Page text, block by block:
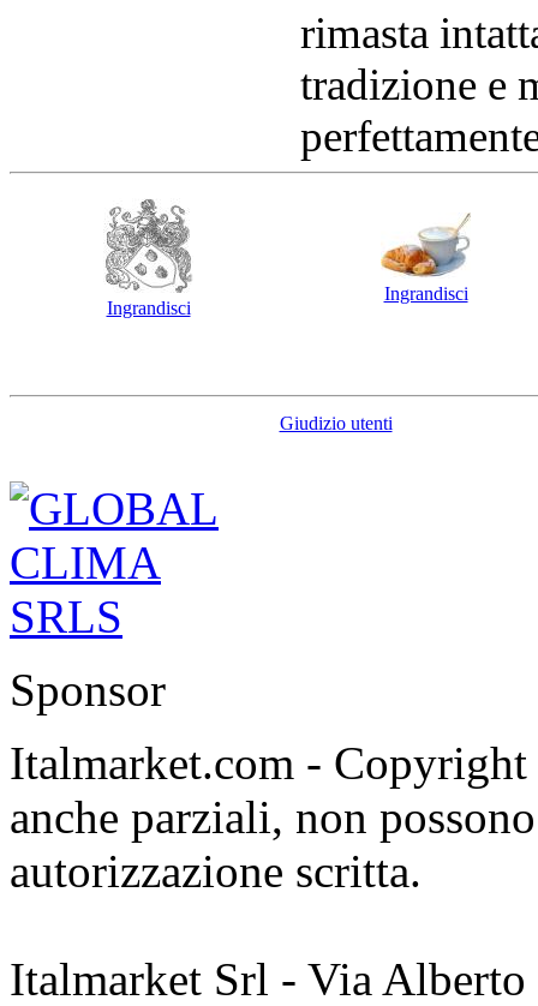
rimasta
tradizione e
Ingrandisci
Ingrandisci
Giudizio utenti
Sponsor
Italmarket.com -
anche parziali, non
autorizzazione scritta.
Italmarket Srl - Via